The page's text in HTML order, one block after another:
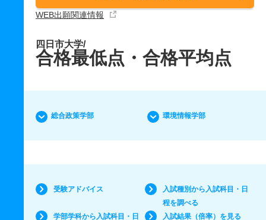
WEB出願関連情報
四日市大学/
合格最低点・合格平均点
総合政策学部 環境情報学部
受験アドバイス
入試種別から入試科目・日
程を調べる
学部学科から入試科目・日
入試結果（倍率）を見る